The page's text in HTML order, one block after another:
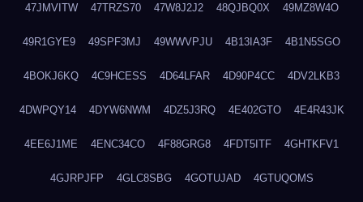
47JMVITW 47TRZS70 47W8J2J2 48QJBQ0X 49MZ8W4O
49R1GYE9 49SPF3MJ 49WWVPJU 4B13IA3F 4B1N5SGO
4BOKJ6KQ 4C9HCESS 4D64LFAR 4D90P4CC 4DV2LKB3
4DWPQY14 4DYW6NWM 4DZ5J3RQ 4E402GTO 4E4R43JK
4EE6J1ME 4ENC34CO 4F88GRG8 4FDT5ITF 4GHTKFV1
4GJRPJFP 4GLC8SBG 4GOTUJAD 4GTUQOMS